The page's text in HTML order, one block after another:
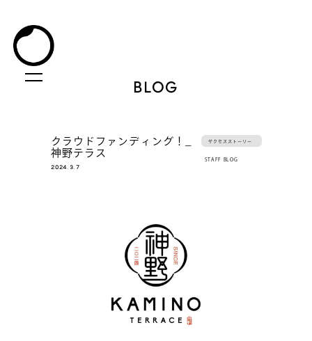
BLOG
クラウドファンディング！_
神野テラス
2024.3.7
サクセスストーリー
STAFF BLOG